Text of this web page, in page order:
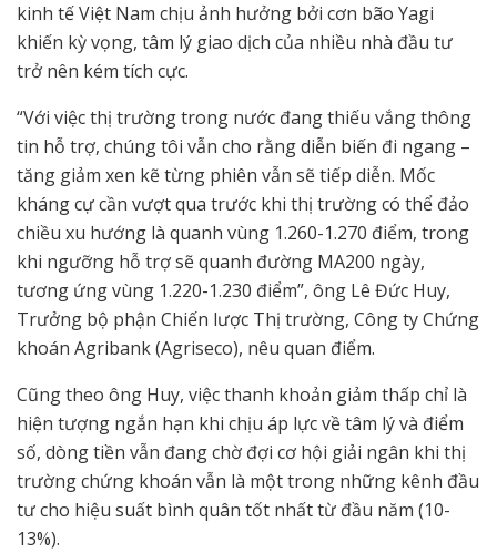
kinh tế Việt Nam chịu ảnh hưởng bởi cơn bão Yagi
khiến kỳ vọng, tâm lý giao dịch của nhiều nhà đầu tư
trở nên kém tích cực.
“Với việc thị trường trong nước đang thiếu vắng thông
tin hỗ trợ, chúng tôi vẫn cho rằng diễn biến đi ngang –
tăng giảm xen kẽ từng phiên vẫn sẽ tiếp diễn. Mốc
kháng cự cần vượt qua trước khi thị trường có thể đảo
chiều xu hướng là quanh vùng 1.260-1.270 điểm, trong
khi ngưỡng hỗ trợ sẽ quanh đường MA200 ngày,
tương ứng vùng 1.220-1.230 điểm”, ông Lê Đức Huy,
Trưởng bộ phận Chiến lược Thị trường, Công ty Chứng
khoán Agribank (Agriseco), nêu quan điểm.
Cũng theo ông Huy, việc thanh khoản giảm thấp chỉ là
hiện tượng ngắn hạn khi chịu áp lực về tâm lý và điểm
số, dòng tiền vẫn đang chờ đợi cơ hội giải ngân khi thị
trường chứng khoán vẫn là một trong những kênh đầu
tư cho hiệu suất bình quân tốt nhất từ đầu năm (10-
13%).